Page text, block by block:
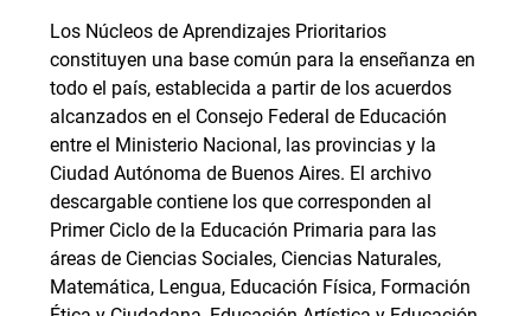
Los Núcleos de Aprendizajes Prioritarios
constituyen una base común para la enseñanza en
todo el país, establecida a partir de los acuerdos
alcanzados en el Consejo Federal de Educación
entre el Ministerio Nacional, las provincias y la
Ciudad Autónoma de Buenos Aires. El archivo
descargable contiene los que corresponden al
Primer Ciclo de la Educación Primaria para las
áreas de Ciencias Sociales, Ciencias Naturales,
Matemática, Lengua, Educación Física, Formación